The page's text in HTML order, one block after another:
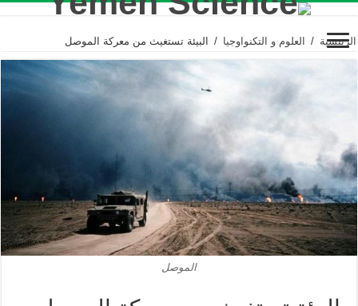
الرئيسية / العلوم و التكنواوجيا / البيئة تستغيث من معركة الموصل
الموصل